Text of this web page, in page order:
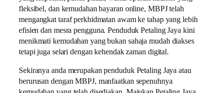
fleksibel, dan kemudahan bayaran online, MBPJ telah
mengangkat taraf perkhidmatan awam ke tahap yang lebih
efisien dan mesra pengguna. Penduduk Petaling Jaya kini
menikmati kemudahan yang bukan sahaja mudah diakses
tetapi juga selari dengan kehendak zaman digital.
Sekiranya anda merupakan penduduk Petaling Jaya atau
berurusan dengan MBPJ, manfaatkan sepenuhnya